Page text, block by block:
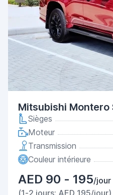
Mitsubishi Montero
Sièges
Moteur
Transmission
Couleur intérieure
AED 90 - 195/jour
(1-2 jours: AED 195/jour)